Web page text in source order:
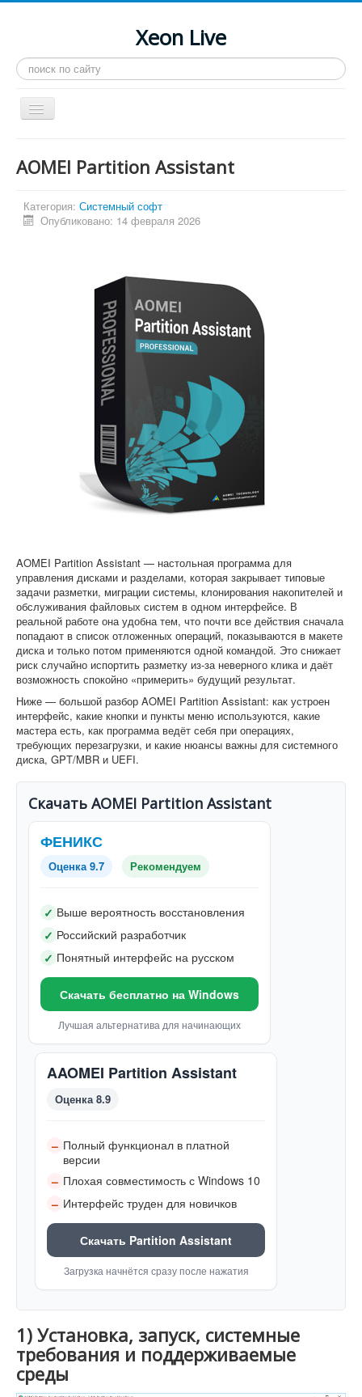
Xeon Live
Искать...
Toggle
Navigation
LGA 2011-3
LGA 2011
Процессоры
Системные программы
AOMEI Partition Assistant
Категория: Системный софт
Опубликовано: 14 февраля 2026
AOMEI Partition Assistant — настольная программа для
управления дисками и разделами, которая закрывает типовые
задачи разметки, миграции системы, клонирования накопителей и
обслуживания файловых систем в одном интерфейсе. В
реальной работе она удобна тем, что почти все действия сначала
попадают в список отложенных операций, показываются в макете
диска и только потом применяются одной командой. Это снижает
риск случайно испортить разметку из-за неверного клика и даёт
возможность спокойно «примерить» будущий результат.
Ниже — большой разбор AOMEI Partition Assistant: как устроен
интерфейс, какие кнопки и пункты меню используются, какие
мастера есть, как программа ведёт себя при операциях,
требующих перезагрузки, и какие нюансы важны для системного
диска, GPT/MBR и UEFI.
Скачать AOMEI Partition Assistant
ФЕНИКС
Оценка 9.7 Рекомендуем
✓ Выше вероятность восстановления
✓ Российский разработчик
✓ Понятный интерфейс на русском
Скачать бесплатно на Windows
Лучшая альтернатива для начинающих
AAOMEI Partition Assistant
Оценка 8.9
– Полный функционал в платной
версии
– Плохая совместимость с Windows 10
– Интерфейс труден для новичков
Скачать Partition Assistant
Загрузка начнётся сразу после нажатия
1) Установка, запуск, системные
требования и поддерживаемые
среды